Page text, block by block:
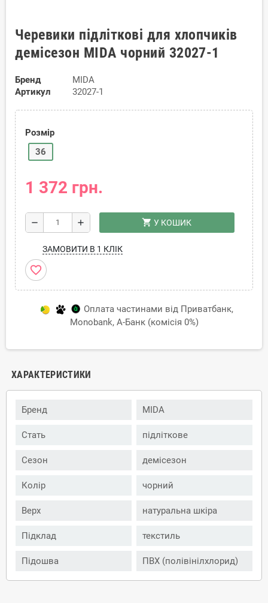
Черевики підліткові для хлопчиків
демісезон MIDA чорний 32027-1
Бренд
MIDA
Артикул
32027-1
Розмір
36
1 372 грн.
remove add shopping_cart У КОШИК
ЗАМОВИТИ В 1 КЛІК
favorite_border
Оплата частинами від Приватбанк,
Monobank, А-Банк (комісія 0%)
ХАРАКТЕРИСТИКИ
Бренд MIDA
Стать підліткове
Сезон демісезон
Колір чорний
Верх натуральна шкіра
Підклад текстиль
Підошва ПВХ (полівінілхлорид)